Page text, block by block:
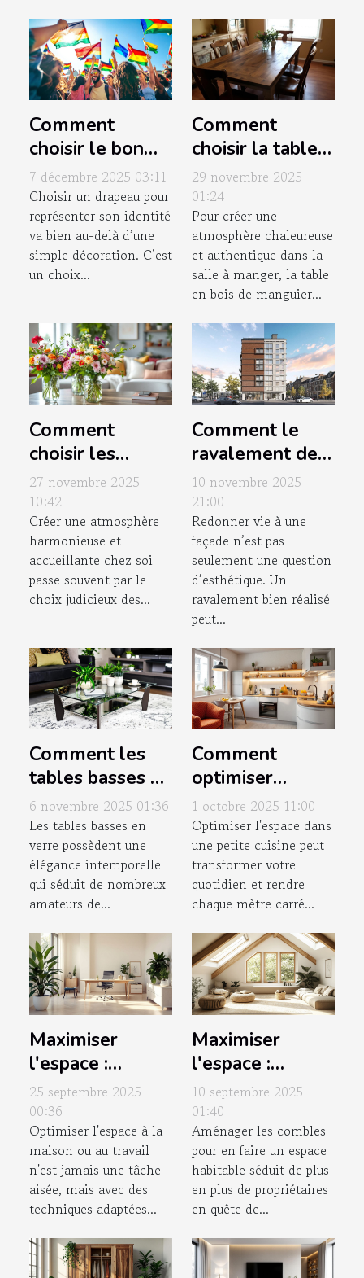
Comment
choisir le bon
drapeau pour
représenter
votre identité?
7 décembre 2025 03:11
Choisir un drapeau pour
représenter son identité
va bien au-delà d’une
simple décoration. C’est
un choix...
Comment
choisir la table à
manger parfaite
en bois de
manguier ?
29 novembre 2025
01:24
Pour créer une
atmosphère chaleureuse
et authentique dans la
salle à manger, la table
en bois de manguier...
Comment
choisir les
meilleures
compositions
florales pour
votre intérieur ?
27 novembre 2025
10:42
Créer une atmosphère
harmonieuse et
accueillante chez soi
passe souvent par le
choix judicieux des...
Comment le
ravalement de
façade peut
augmenter la
valeur de votre
propriété?
10 novembre 2025
21:00
Redonner vie à une
façade n’est pas
seulement une question
d’esthétique. Un
ravalement bien réalisé
peut...
Comment les
tables basses en
verre
transforment-
elles votre
espace de vie ?
6 novembre 2025 01:36
Les tables basses en
verre possèdent une
élégance intemporelle
qui séduit de nombreux
amateurs de...
Comment
optimiser
l'espace dans
une petite
cuisine ?
1 octobre 2025 11:00
Optimiser l'espace dans
une petite cuisine peut
transformer votre
quotidien et rendre
chaque mètre carré...
Maximiser
l'espace :
techniques et
astuces
d'optimisation
25 septembre 2025
00:36
Optimiser l'espace à la
maison ou au travail
n'est jamais une tâche
aisée, mais avec des
techniques adaptées...
Maximiser
l'espace :
transformer
votre grenier en
lieu habitable ?
10 septembre 2025
01:40
Aménager les combles
pour en faire un espace
habitable séduit de plus
en plus de propriétaires
en quête de...